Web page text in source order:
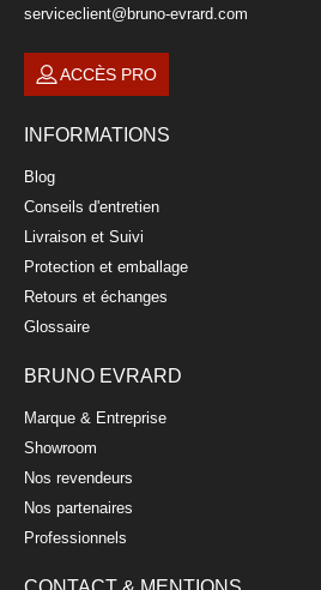
serviceclient@bruno-evrard.com
ACCÈS PRO
INFORMATIONS
Blog
Conseils d'entretien
Livraison et Suivi
Protection et emballage
Retours et échanges
Glossaire
BRUNO EVRARD
Marque & Entreprise
Showroom
Nos revendeurs
Nos partenaires
Professionnels